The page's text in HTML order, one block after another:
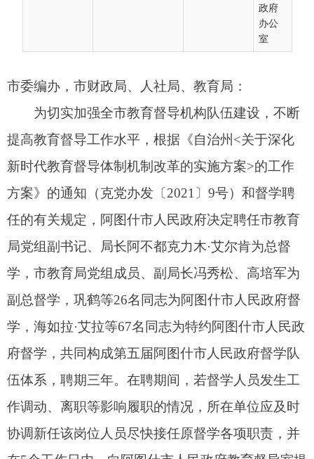
政府
办公
室
局党组副书记、局长阿不都克力木·艾尔肯为总督
学，市教育局党组成员、副局长冯秀松、高培军为
副总督学，巩鹤等26名同志为阿图什市人民政府督
府督学，共同构成第五届阿图什市人民政府督学队
伍体系，聘期三年。在聘期间，若督学人员发生工
作调动、离职等影响履职的情况，所在单位应及时
协调新任该岗位人员尽快接任原督学各项职责，并
在5个工作日内，向阿图什市人民政府教育督导室提
材料，以确保督学工作的连贯性、稳定性与高效
性。
附件：1.第五届阿图什市人民政府督学人员名
单
2.阿图什市督学队伍体系各岗位工作职